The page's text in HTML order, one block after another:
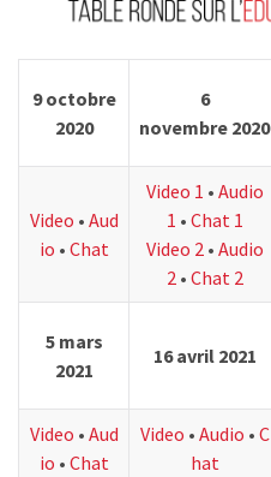
9 octobre
2020
6
novembre 2020
Video • Aud
io • Chat
Video 1 • Audio
1 • Chat 1
Video 2• Audio
2• Chat 2
5 mars
2021
16 avril 2021
Video • Aud
io • Chat
Video • Audio • C
hat